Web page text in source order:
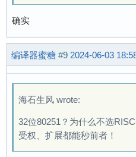
确实
编译器蜜糖 #9 2024-06-03
海石生风 wrote:
32位80251？为什么不选
受权、扩展都能秒前者！